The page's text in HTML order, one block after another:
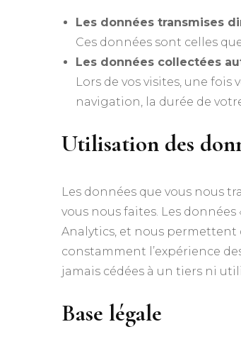
Les données transmises
Ces données sont celles
Les données collectées
Lors de vos visites, une
navigation, la durée de
Utilisation des
Les données que vous nous
vous nous faites. Les
Analytics, et nous permettent
constamment l’expérience
jamais cédées à un tiers ni
Base légale